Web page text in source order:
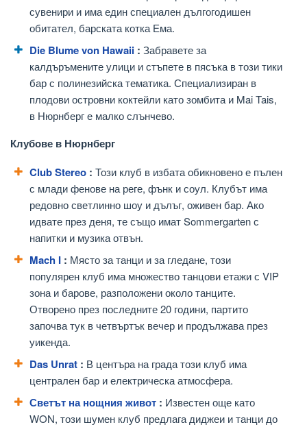
сувенири и има един специален дългогодишен
обитател, барската котка Ема.
Die Blume von Hawaii : Забравете за
калдъръмените улици и стъпете в пясъка в този тики
бар с полинезийска тематика. Специализиран в
плодови островни коктейли като зомбита и Mai Tais,
в Нюрнберг е малко слънчево.
Клубове в Нюрнберг
Club Stereo : Този клуб в избата обикновено е пълен
с млади фенове на реге, фънк и соул. Клубът има
редовно светлинно шоу и дълъг, оживен бар. Ако
идвате през деня, те също имат Sommergarten с
напитки и музика отвън.
Mach I : Място за танци и за гледане, този
популярен клуб има множество танцови етажи с VIP
зона и барове, разположени около танците.
Отворено през последните 20 години, партито
започва тук в четвъртък вечер и продължава през
уикенда.
Das Unrat : В центъра на града този клуб има
централен бар и електрическа атмосфера.
Светът на нощния живот : Известен още като
WON, този шумен клуб предлага диджеи и танци до